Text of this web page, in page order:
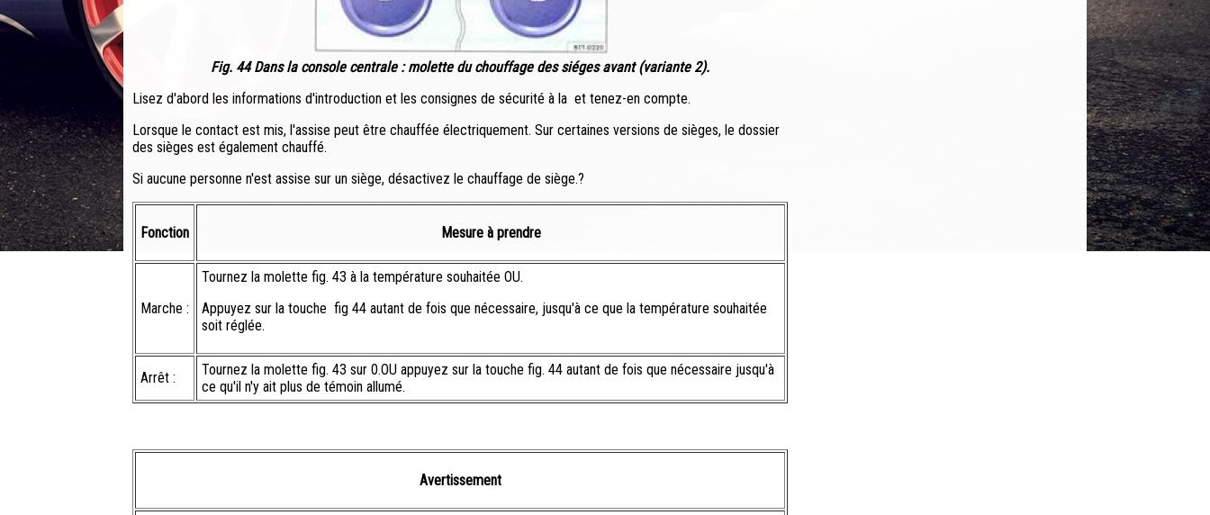
Fig. 44 Dans la console centrale : molette du chouffage des siéges avant (variante 2).
Lisez d'abord les informations d'introduction et les consignes de sécurité à la et tenez-en compte.
Lorsque le contact est mis, l'assise peut être chauffée électriquement. Sur certaines versions de sièges, le dossier
des sièges est également chauffé.
Si aucune personne n'est assise sur un siège, désactivez le chauffage de siège.?
Fonction Mesure à prendre
Marche :
Tournez la molette fig. 43 à la température souhaitée OU.
Appuyez sur la touche fig 44 autant de fois que nécessaire, jusqu'à ce que la température souhaitée
soit réglée.
Arrêt :
Tournez la molette fig. 43 sur 0.OU appuyez sur la touche fig. 44 autant de fois que nécessaire jusqu'à
ce qu'il n'y ait plus de témoin allumé.
Avertissement